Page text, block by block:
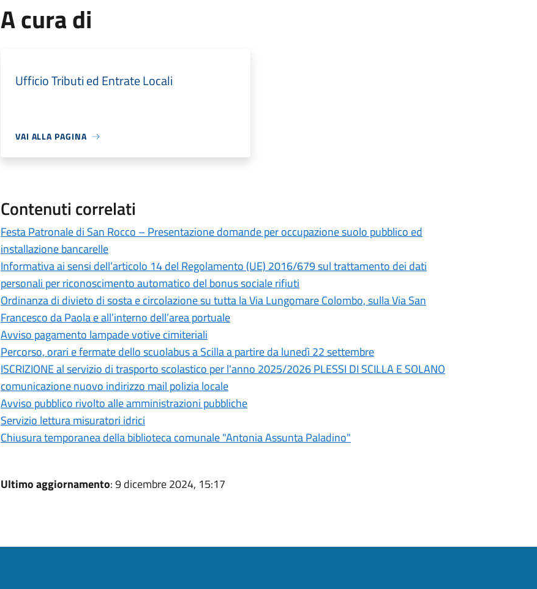
A cura di
Ufficio Tributi ed Entrate Locali
VAI ALLA PAGINA
Contenuti correlati
Festa Patronale di San Rocco – Presentazione domande per occupazione suolo pubblico ed
installazione bancarelle
Informativa ai sensi dell’articolo 14 del Regolamento (UE) 2016/679 sul trattamento dei dati
personali per riconoscimento automatico del bonus sociale rifiuti
Ordinanza di divieto di sosta e circolazione su tutta la Via Lungomare Colombo, sulla Via San
Francesco da Paola e all’interno dell’area portuale
Avviso pagamento lampade votive cimiteriali
Percorso, orari e fermate dello scuolabus a Scilla a partire da lunedì 22 settembre
ISCRIZIONE al servizio di trasporto scolastico per l'anno 2025/2026 PLESSI DI SCILLA E SOLANO
comunicazione nuovo indirizzo mail polizia locale
Avviso pubblico rivolto alle amministrazioni pubbliche
Servizio lettura misuratori idrici
Chiusura temporanea della biblioteca comunale "Antonia Assunta Paladino"
Ultimo aggiornamento: 9 dicembre 2024, 15:17